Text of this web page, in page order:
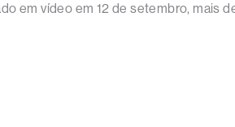
em vídeo em 12 de setembro, mais